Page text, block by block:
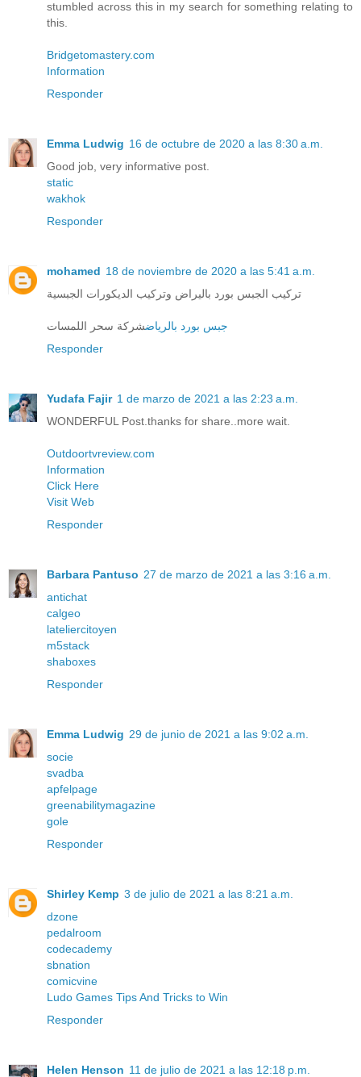
stumbled across this in my search for something relating to
this.
Bridgetomastery.com
Information
Responder
Emma Ludwig 16 de octubre de 2020 a las 8:30 a.m.
Good job, very informative post.
static
wakhok
Responder
mohamed 18 de noviembre de 2020 a las 5:41 a.m.
تركيب الجبس بورد باليراض وتركيب الديكورات الجبسية
جبس بورد بالرياضشركة سحر اللمسات
Responder
Yudafa Fajir 1 de marzo de 2021 a las 2:23 a.m.
WONDERFUL Post.thanks for share..more wait.
Outdoortvreview.com
Information
Click Here
Visit Web
Responder
Barbara Pantuso 27 de marzo de 2021 a las 3:16 a.m.
antichat
calgeo
lateliercitoyen
m5stack
shaboxes
Responder
Emma Ludwig 29 de junio de 2021 a las 9:02 a.m.
socie
svadba
apfelpage
greenabilitymagazine
gole
Responder
Shirley Kemp 3 de julio de 2021 a las 8:21 a.m.
dzone
pedalroom
codecademy
sbnation
comicvine
Ludo Games Tips And Tricks to Win
Responder
Helen Henson 11 de julio de 2021 a las 12:18 p.m.